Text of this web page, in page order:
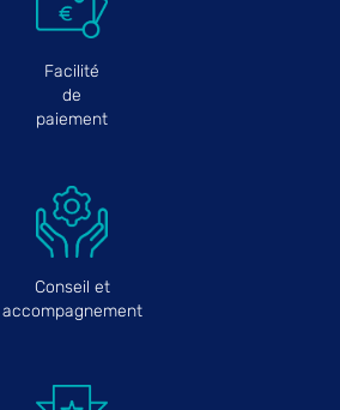
Facilité
de
paiement
Conseil et
accompagnement